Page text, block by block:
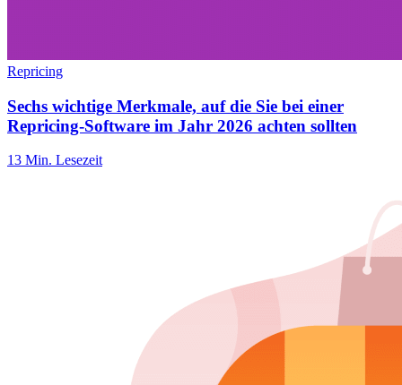
Repricing
Sechs wichtige Merkmale, auf die Sie bei einer
Repricing-Software im Jahr 2026 achten sollten
13 Min. Lesezeit